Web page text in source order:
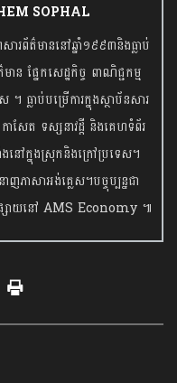
SOPHAL
រព័ត៌មាននៅឆ្នាំ១៩៩៣និងធ្លាប់
ផ្នែកសេដ្ឋកិច្ច ពាណិជ្ជកម្ម
ធ្លាប់បម្រើការក្នុងស្ថាប័នសារ
សែត ទស្សនាវដ្តី និងគេហទំព័រ
ងនៅក្នុងស្រុកនិងក្រៅប្រទេស។
ញភាសាអង់គ្លេស។បច្ចុប្បន្នជា
វផ្សាយនៅ AMS Economy ៕